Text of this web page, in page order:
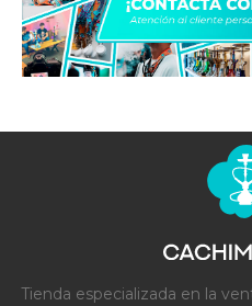
Tienda especializada en la